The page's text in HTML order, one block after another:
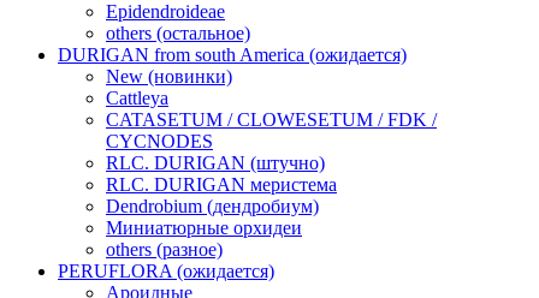
Epidendroideae
others (остальное)
DURIGAN from south America (ожидается)
New (новинки)
Cattleya
CATASETUM / CLOWESETUM / FDK /
CYCNODES
RLC. DURIGAN (штучно)
RLC. DURIGAN меристема
Dendrobium (дендробиум)
Миниатюрные орхидеи
others (разное)
PERUFLORA (ожидается)
Ароидные